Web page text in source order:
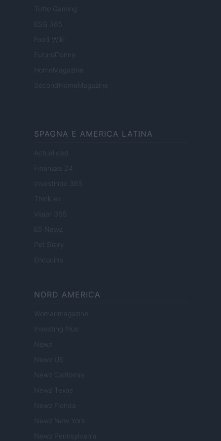
Tutto Gaming
ESG 365
Food Wiki
FuturoDonna
HomeMagazine
SecondHomeMagazine
SPAGNA E AMERICA LATINA
Actualidad
Finanzas 24
Investindo 365
Think.es
Viajar 365
ES Newz
Pet Story
Encocina
NORD AMERICA
Womanmagazine
Investing Plus
Newz
Newz US
Newz California
Newz Texas
Newz Florida
Newz New York
Newz Pennsylvania